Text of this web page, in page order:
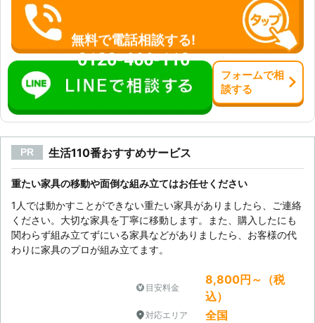
無料で電話相談する!
0120-466-110
フォームで相
談する
PR 生活110番おすすめサービス
重たい家具の移動や面倒な組み立てはお任せください
1人では動かすことができない重たい家具がありましたら、ご連絡
ください。大切な家具を丁寧に移動します。また、購入したにも
関わらず組み立てずにいる家具などがありましたら、お客様の代
わりに家具のプロが組み立てます。
目安料金
8,800円～（税
込）
対応エリア 全国